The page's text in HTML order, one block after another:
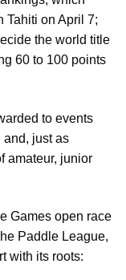
Tahiti on April 7;
the world title
60 to 100 points
to events
and, just as
amateur, junior
Games open race
Paddle League,
with its roots: